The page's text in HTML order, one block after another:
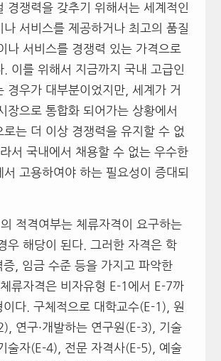
경쟁력을 갖추기 위해서는 세계적인
나 서비스를 제공하거나 최고의 품질
나 서비스를 경쟁력 있는 가격으로
. 이를 위해서 지금까지 국내 고급인
경우가 대부분이었지만, 세계가 거
장으로 통합화 되어가는 상황에서
로는 더 이상 경쟁력을 유지할 수 없
서 국내에서 채용할 수 없는 우수한
서 고용하여야 하는 필요성이 증대되
적격여부는 체류자격이 요구하는
우 해당이 된다. 그러한 자격은 학
증, 임금 수준 등을 가지고 파악한
류자격은 비자유형 E-1에서 E-7까
다. 구체적으로 대학교수(E-1), 원
연구·개발하는 연구원(E-3), 기술
술자(E-4), 전문 자격사(E-5), 예술